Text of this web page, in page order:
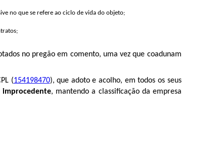
no que se refere ao ciclo de vida do objeto;
no pregão em comento, uma vez que coadunam
(154198470), que adoto e acolho, em todos os seus
, mantendo a classificação da empresa